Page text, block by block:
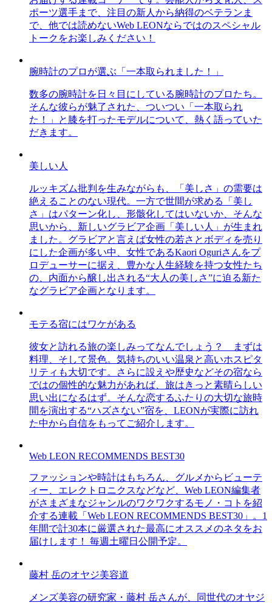
ポーツ選手まで、注目の新人から納得のベテランま
で、他では読めないWeb LEONならではのスペシャル
トークをお楽しみください！
腕時計のプロが選ぶ「一本取られました！」
数多の腕時計を日々目にしている腕時計のプロたち。
そんな彼らが魅了された、ついつい「一本取られ
た！」と膝を打ったモデルについて、熱く語っていた
だきます。
美しい人
ルッキズム批判を生みながらも、「美しさ」の需要は
絶えることのない現代。一方で世間が求める「美し
さ」はパターン化し、形骸化してはいないか、そんな
思いから、新しいグラビア企画「美しい人」が生まれ
ました。グラビアと言えば女性の若さとボディを売り
にした企画が多い中、女性であるKaori Oguriさんをプ
ロデューサーに据え、豊かな人生経験を持つ女性たち
の、内面から醸し出される“大人の美しさ”に迫る新た
なグラビア企画となります。
モテる宿にはワケがある
彼女と訪れる旅の楽しみってなんでしょう？ まずは
料理、そして景色。気持ちのいい温泉と高いホスピタ
リティも大切です。さらに設えや歴史などその宿なら
ではの個性的な魅力があれば、旅はきっと素晴らしい
思い出になるはず。そんな恋するふたりの大切な旅時
間を演出する“ハズさない”宿を、LEONが実際に訪れ
た中から自信をもってご紹介します。
Web LEON RECOMMENDS BEST30
ファッションや時計はもちろん、グルメからビューテ
ィー、エレクトロニクスなどなど、Web LEON編集者
がさまざまなジャンルのワクワクするモノ・コトを紹
介する連載「Web LEON RECOMMENDS BEST30」。1
年間で計30本に厳選された最高にオススメのネタをお
届けします！ 毎週土曜日公開予定。
藤村 岳のオヤジ美容道
メンズ美容の研究家・藤村 岳さんが、同世代のオヤジ